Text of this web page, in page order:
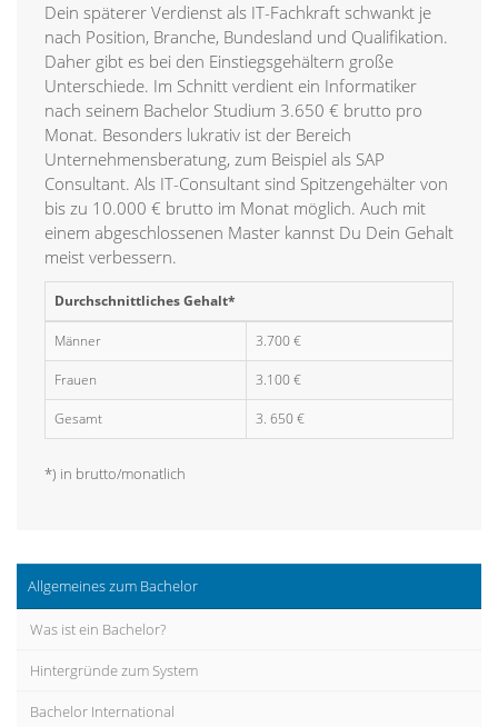
Dein späterer Verdienst als IT-Fachkraft schwankt je
nach Position, Branche, Bundesland und Qualifikation.
Daher gibt es bei den Einstiegsgehältern große
Unterschiede. Im Schnitt verdient ein Informatiker
nach seinem Bachelor Studium 3.650 € brutto pro
Monat. Besonders lukrativ ist der Bereich
Unternehmensberatung, zum Beispiel als SAP
Consultant. Als IT-Consultant sind Spitzengehälter von
bis zu 10.000 € brutto im Monat möglich. Auch mit
einem abgeschlossenen Master kannst Du Dein Gehalt
meist verbessern.
Durchschnittliches Gehalt*
Männer 3.700 €
Frauen 3.100 €
Gesamt 3. 650 €
*) in brutto/monatlich
Allgemeines zum Bachelor
Was ist ein Bachelor?
Hintergründe zum System
Bachelor International